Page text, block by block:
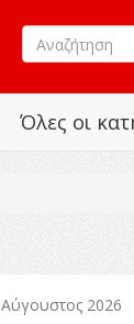
Όλες οι
Αύγουστος 2026